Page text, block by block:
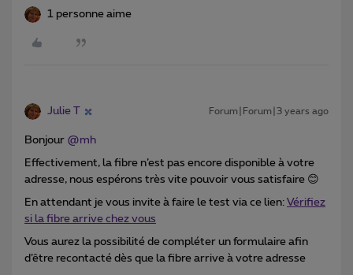
1 personne aime
Julie T Forum|Forum|3 years ago
Bonjour @mh
Effectivement, la fibre n’est pas encore disponible à votre
adresse, nous espérons très vite pouvoir vous satisfaire 😊
En attendant je vous invite à faire le test via ce lien: Vérifiez
si la fibre arrive chez vous
Vous aurez la possibilité de compléter un formulaire afin
d’être recontacté dès que la fibre arrive à votre adresse